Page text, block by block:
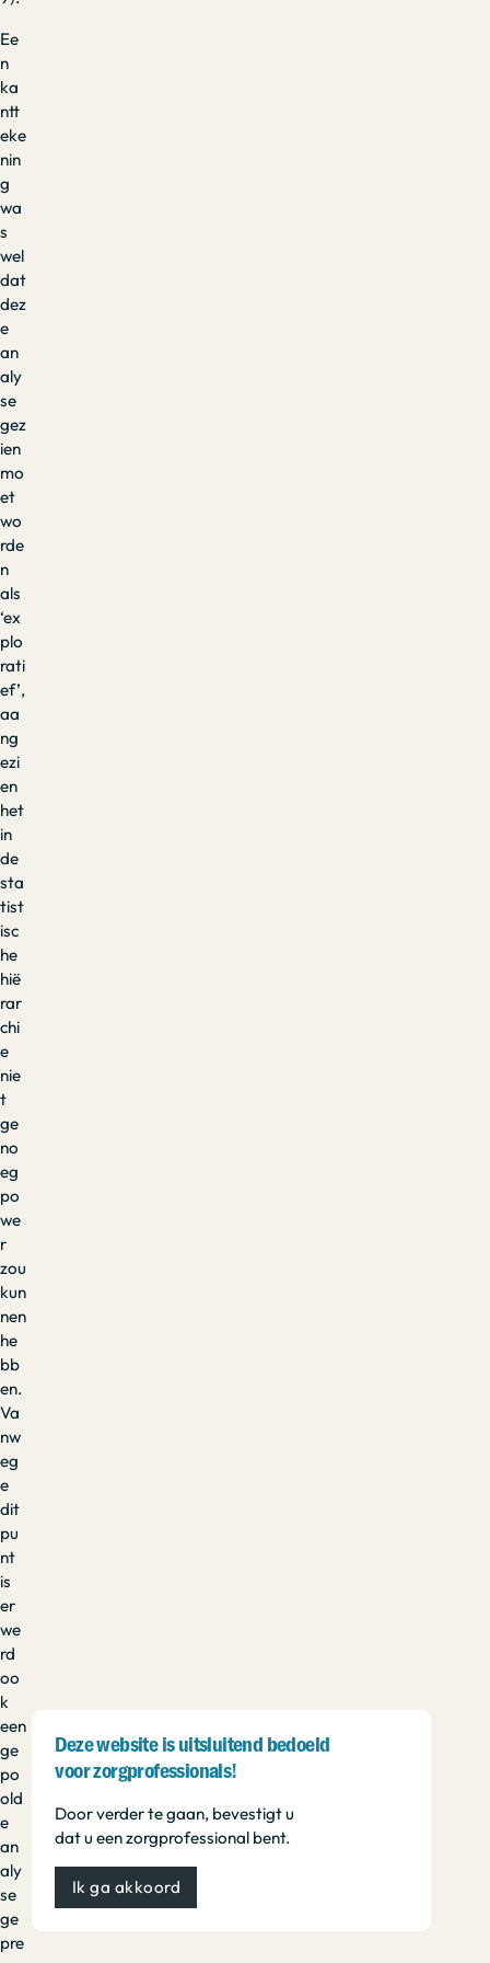
Ee
n
ka
ntt
eke
nin
g
wa
s
wel
dat
dez
e
an
aly
se
gez
ien
mo
et
wo
rde
n
als
‘ex
plo
rati
ef’,
aa
ng
ezi
en
het
in
de
sta
tist
isc
he
hië
rar
chi
e
nie
t
ge
no
eg
po
we
r
zou
kun
nen
he
bb
en.
Va
nw
eg
e
dit
pu
nt
is
er
we
rd
oo
k
een
ge
po
old
e
an
aly
se
ge
pre
Deze website is uitsluitend bedoeld
voor zorgprofessionals!
Door verder te gaan, bevestigt u
dat u een zorgprofessional bent.
Ik ga akkoord